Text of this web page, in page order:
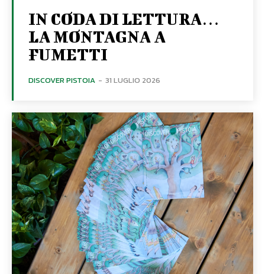
IN CODA DI LETTURA…
LA MONTAGNA A
FUMETTI
DISCOVER PISTOIA - 31 LUGLIO 2026